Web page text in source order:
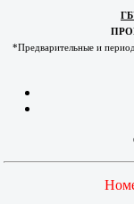
*Предварительные и